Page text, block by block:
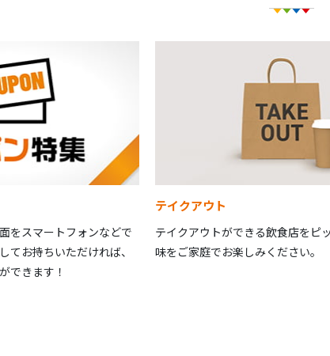
をスマートフォンなどで
てお持ちいただければ、
できます！
テイクアウト
テイクアウトができる飲食店をピ
味をご家庭でお楽しみください。